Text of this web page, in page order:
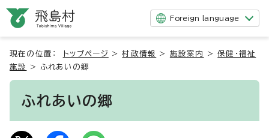
Foreign language
現在の位置： トップページ >村政情報 > 施設案内 >保健・福祉
施設
> ふれあいの郷
ふれあいの郷